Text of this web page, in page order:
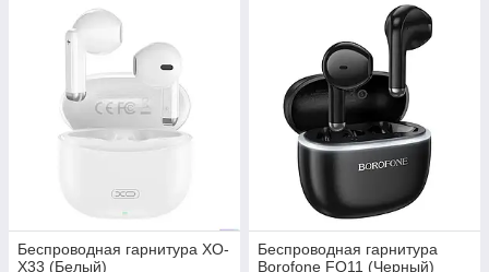
Беспроводная гарнитура XO-
X33 (Белый)
Беспроводная гарнитура
Borofone FQ11 (Черный)